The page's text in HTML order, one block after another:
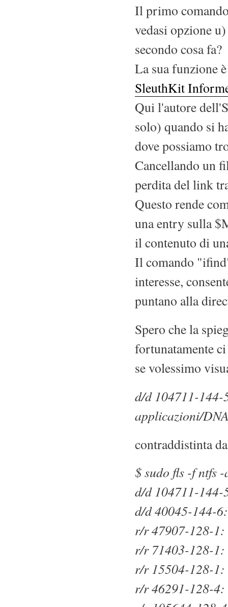
Il primo
vedasi opzione
secondo cosa fa?
La sua funzione
SleuthKit
Qui l'autore
solo) quando si
dove possiamo
Cancellando un
perdita del link
Questo rende
una entry sulla
il contenuto di
Il comando
interesse,
puntano alla
Spero che la
fortunatamente
se volessimo
d/d 104711-144-
applicazioni/
contraddistinta
$ sudo fls -f ntfs
d/d 104711-144-
d/d 40045-144-
r/r 47907-128-1:
r/r 71403-128-1:
r/r 15504-128-1:
r/r 46291-128-4: